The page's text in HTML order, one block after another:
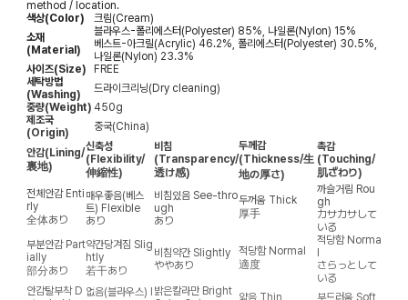
method / location.
색상(Color)
크림(Cream)
소재
(Material)
블라우스-폴리에스터(Polyester) 85%, 나일론(Nylon) 15%
베스트-아크릴(Acrylic) 46.2%, 폴리에스터(Polyester) 30.5%,
나일론(Nylon) 23.3%
사이즈(Size)
FREE
세탁방법
(Washing)
드라이크리닝(Dry cleaning)
중량(Weight) 450g
제조국
(Origin)
중국(China)
안감(Lining/
裏地)
신축성
(Flexibility/
伸縮性)
비침
(Transparency/
透け感)
두께감
(Thickness/生
地の厚さ)
촉감
(Touching/
肌ざわり)
전체안감 Enti
rly
全体あり
매우좋음(베스
트) Flexible
あり
비침있음 See-thro
ugh
あり
두꺼움 Thick
厚手
까슬거림 Rou
gh
カサカサして
いる
부분안감 Part
ially
部分あり
약간당겨짐 Slig
htly
若干あり
비침약간 Slightly
ややあり
적당함 Normal
適度
적당함 Norma
さらっとして
いる
안감탈부착 D 없음(블라우스) 밝은칼라만 Bright 얇음 Thin 부드러움 Soft